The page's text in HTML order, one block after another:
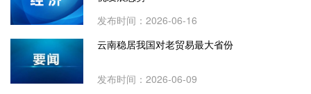
发布时间：2026-06-16
云南稳居我国对老贸易最大省份
发布时间：2026-06-09